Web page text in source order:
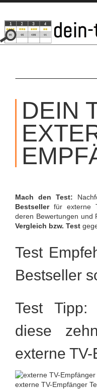
SKIP
CONTENT
DEIN
Mach den Test:
Bestsellerfür externe
deren Bewertungen und
Vergleich bzw. Test
Test
Bestseller
Test Tipp:
diese
externe
externe TV-Empfänger